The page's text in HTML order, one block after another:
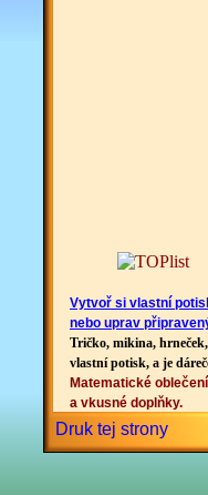
Vytvoř si vlastní
nebo uprav
Tričko, mikina, hrneček,
vlastní potisk, a je
Matematické oblečení
a vkusné doplňky.
Druk tej strony